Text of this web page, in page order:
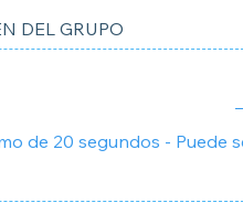
DEL GRUPO
de 20 segundos - Puede